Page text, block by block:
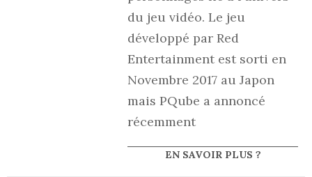
du jeu vidéo. Le jeu
développé par Red
Entertainment est sorti en
Novembre 2017 au Japon
mais PQube a annoncé
récemment
EN SAVOIR PLUS ?